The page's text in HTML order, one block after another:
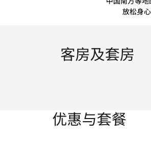
放松身
客房及套房
优惠与套餐